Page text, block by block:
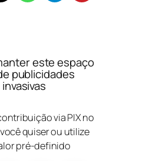
este espaço
publicidades
invasivas
via PIX no
quiser ou utilize
pré-definido